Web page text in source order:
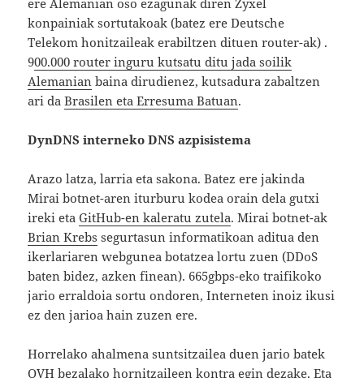
ere Alemanian oso ezagunak diren Zyxel
konpainiak sortutakoak (batez ere Deutsche
Telekom honitzaileak erabiltzen dituen router-ak) .
900.000 router inguru kutsatu ditu jada soilik
Alemanian baina dirudienez, kutsadura zabaltzen
ari daBrasilen eta Erresuma Batuan.
DynDNS interneko DNS azpisistema
Arazo latza, larria eta sakona. Batez ere jakinda
Mirai botnet-aren iturburu kodea orain dela gutxi
ireki etaGitHub-en kaleratu zutela. Mirai botnet-ak
Brian Krebs segurtasun informatikoan aditua den
ikerlariaren webgunea botatzea lortu zuen (DDoS
baten bidez, azken finean). 665gbps-eko traifikoko
jario erraldoia sortu ondoren, Interneten inoiz ikusi
ez den jarioa hain zuzen ere.
Horrelako ahalmena suntsitzailea duen jario batek
OVH bezalako hornitzaileen kontra egin dezake. Eta